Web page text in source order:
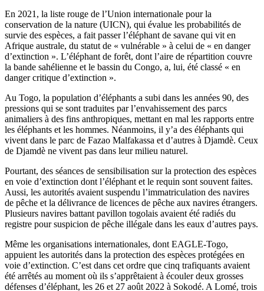
En 2021, la liste rouge de l’Union internationale pour la
conservation de la nature (UICN), qui évalue les probabilités de
survie des espèces, a fait passer l’éléphant de savane qui vit en
Afrique australe, du statut de « vulnérable » à celui de « en danger
d’extinction ». L’éléphant de forêt, dont l’aire de répartition couvre
la bande sahélienne et le bassin du Congo, a, lui, été classé « en
danger critique d’extinction ».
Au Togo, la population d’éléphants a subi dans les années 90, des
pressions qui se sont traduites par l’envahissement des parcs
animaliers à des fins anthropiques, mettant en mal les rapports entre
les éléphants et les hommes. Néanmoins, il y’a des éléphants qui
vivent dans le parc de Fazao Malfakassa et d’autres à Djamdè. Ceux
de Djamdè ne vivent pas dans leur milieu naturel.
Pourtant, des séances de sensibilisation sur la protection des espèces
en voie d’extinction dont l’éléphant et le requin sont souvent faites.
Aussi, les autorités avaient suspendu l’immatriculation des navires
de pêche et la délivrance de licences de pêche aux navires étrangers.
Plusieurs navires battant pavillon togolais avaient été radiés du
registre pour suspicion de pêche illégale dans les eaux d’autres pays.
Même les organisations internationales, dont EAGLE-Togo,
appuient les autorités dans la protection des espèces protégées en
voie d’extinction. C’est dans cet ordre que cinq trafiquants avaient
été arrêtés au moment où ils s’apprêtaient à écouler deux grosses
défenses d’éléphant, les 26 et 27 août 2022 à Sokodé. A Lomé, trois